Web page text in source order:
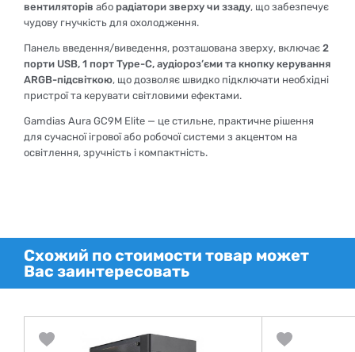
вентиляторів або радіатори зверху чи ззаду, що забезпечує
чудову гнучкість для охолодження.
Панель введення/виведення, розташована зверху, включає 2
порти USB, 1 порт Type-C, аудіороз’єми та кнопку керування
ARGB-підсвіткою, що дозволяє швидко підключати необхідні
пристрої та керувати світловими ефектами.
Gamdias Aura GC9M Elite — це стильне, практичне рішення
для сучасної ігрової або робочої системи з акцентом на
освітлення, зручність і компактність.
Схожий по стоимости товар может
Вас заинтересовать